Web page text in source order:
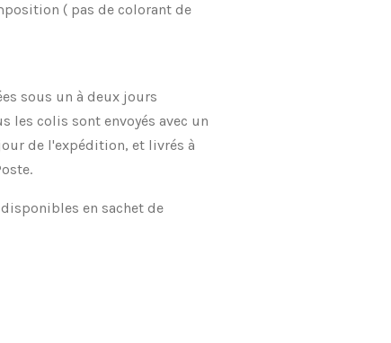
( pas de colorant de
sous un à deux jours
les colis sont envoyés avec un
de l'expédition, et livrés à
en sachet de